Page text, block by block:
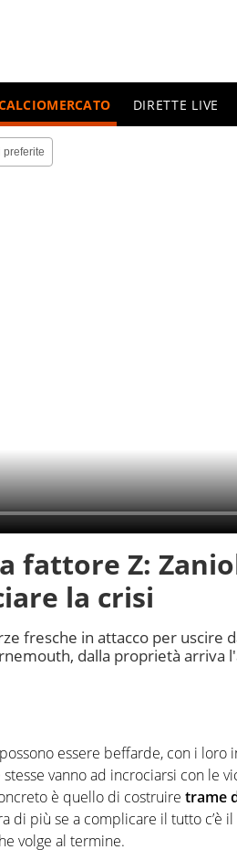
DIRETTE LIVE
preferite
fattore Z:
la crisi
fresche in attacco per uscire
dalla proprietà arriva
essere beffarde, con i loro
vanno ad incrociarsi con le
è quello di costruire trame
di più se a complicare il tutto c’è
volge al termine.